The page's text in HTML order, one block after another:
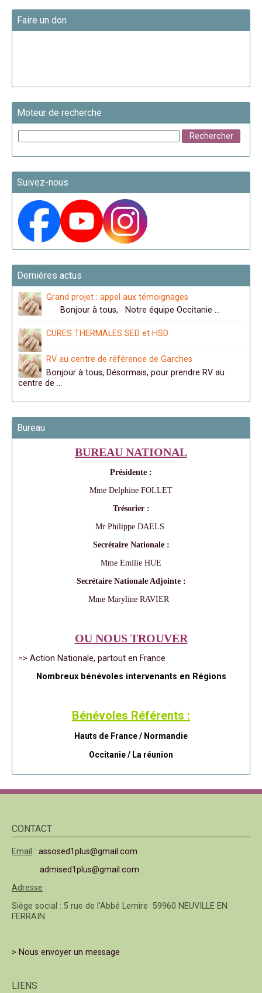
Faire un don
Moteur de recherche
Suivez-nous
Dernières actus
Grand projet : appel aux témoignages
Bonjour à tous, Notre équipe Occitanie …
CURES THERMALES SED et HSD
RV au centre de référence de Garches
Bonjour à tous, Désormais, pour prendre RV au
centre de …
Bureau
BUREAU NATIONAL
Présidente :
Mme Delphine FOLLET
Trésorier :
Mr Philippe DAELS
Secrétaire Nationale :
Mme Emilie HUE
Secrétaire Nationale Adjointe :
Mme Maryline RAVIER
OU NOUS TROUVER
=> Action Nationale, partout en France
Nombreux bénévoles intervenants en Régions
Bénévoles Référents :
Hauts de France / Normandie
Occitanie / La réunion
CONTACT
Email : assosed1plus@gmail.com
admised1plus@gmail.com
Adresse :
Siège social : 5 rue de l'Abbé Lemire 59960 NEUVILLE EN
FERRAIN
> Nous envoyer un message
LIENS